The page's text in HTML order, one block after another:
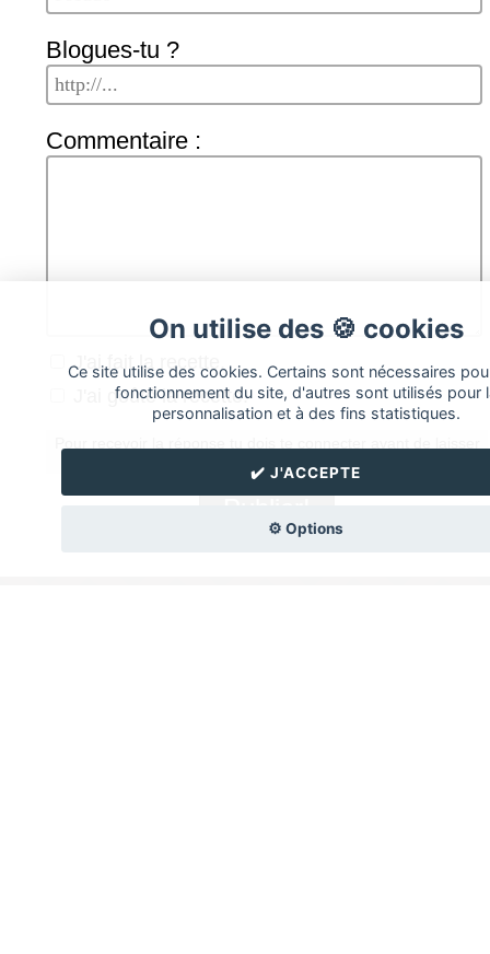
Blogues-tu ?
Commentaire :
J'ai fait la recette.
J'ai goûté la recette.
On utilise des 🍪 cookies
Ce site utilise des cookies. Certains sont nécessaires
fonctionnement du site, d'autres sont utilisés pour
personnalisation et à des fins statistiques.
✔️ J'ACCEPTE
⚙️ Options